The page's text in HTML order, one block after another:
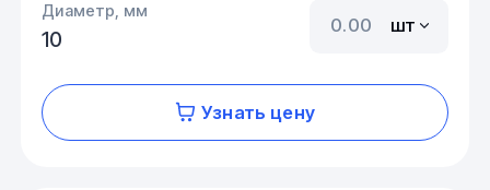
Диаметр, мм
10
шт
Узнать цену